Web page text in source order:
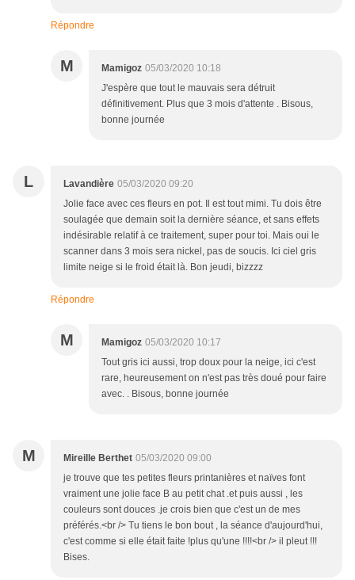
Répondre
M Mamigoz 05/03/2020 10:18
J'espère que tout le mauvais sera détruit
définitivement. Plus que 3 mois d'attente . Bisous,
bonne journée
L Lavandière 05/03/2020 09:20
Jolie face avec ces fleurs en pot. Il est tout mimi. Tu dois être
soulagée que demain soit la dernière séance, et sans effets
indésirable relatif à ce traitement, super pour toi. Mais oui le
scanner dans 3 mois sera nickel, pas de soucis. Ici ciel gris
limite neige si le froid était là. Bon jeudi, bizzzz
Répondre
M Mamigoz 05/03/2020 10:17
Tout gris ici aussi, trop doux pour la neige, ici c'est
rare, heureusement on n'est pas très doué pour faire
avec. . Bisous, bonne journée
M Mireille Berthet 05/03/2020 09:00
je trouve que tes petites fleurs printanières et naïves font
vraiment une jolie face B au petit chat .et puis aussi , les
couleurs sont douces .je crois bien que c'est un de mes
préférés.<br /> Tu tiens le bon bout , la séance d'aujourd'hui,
c'est comme si elle était faite !plus qu'une !!!!<br /> il pleut !!!
Bises.